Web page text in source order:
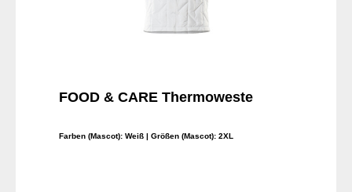
FOOD & CARE Thermoweste
Farben (Mascot): Weiß | Größen (Mascot): 2XL